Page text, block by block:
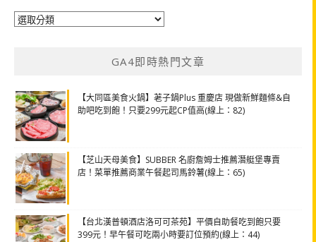
分
GA4即時熱門文章
【大同區美食火鍋】荖子鍋Plus 重慶店 現做新鮮麵條&自
助吧吃到飽！只要299元起CP值高(線上：82)
【芝山天母美食】SUBBER 名廚詹姆士推薦潛艇堡專賣
店！菜單推薦商業午餐起司馬鈴薯(線上：65)
【台北漢普頓酒店洛可可茶苑】平價自助餐吃到飽只要
399元！早午餐可吃兩小時要訂位預約(線上：44)